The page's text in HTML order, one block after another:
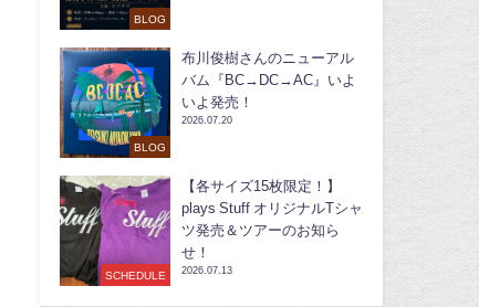
BLOG
BLOG
布川俊樹さんのニューアル
バム『BC→DC→AC』いよ
いよ発売！
2026.07.20
SCHEDULE
【各サイズ15枚限定！】
plays Stuff オリジナルTシャ
ツ発売＆ツアーのお知ら
せ！
2026.07.13